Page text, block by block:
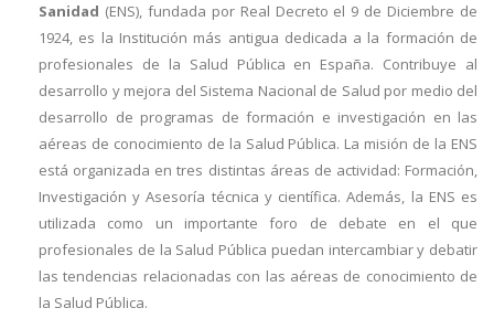
Sanidad (ENS), fundada por Real Decreto el 9 de Diciembre de
1924, es la Institución más antigua dedicada a la formación de
profesionales de la Salud Pública en España. Contribuye al
desarrollo y mejora del Sistema Nacional de Salud por medio del
desarrollo de programas de formación e investigación en las
aéreas de conocimiento de la Salud Pública. La misión de la ENS
está organizada en tres distintas áreas de actividad: Formación,
Investigación y Asesoría técnica y científica. Además, la ENS es
utilizada como un importante foro de debate en el que
profesionales de la Salud Pública puedan intercambiar y debatir
las tendencias relacionadas con las aéreas de conocimiento de
la Salud Pública.